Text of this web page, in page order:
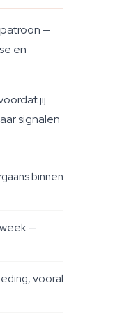
—
en
jij
signalen
binnen
—
vooral